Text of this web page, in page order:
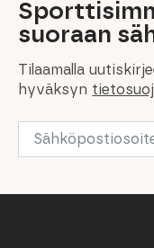
suoraan
Tilaamalla
hyväksyn
Email